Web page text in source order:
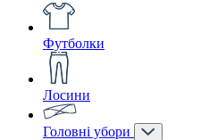
Футболки
Лосини
Головні убори